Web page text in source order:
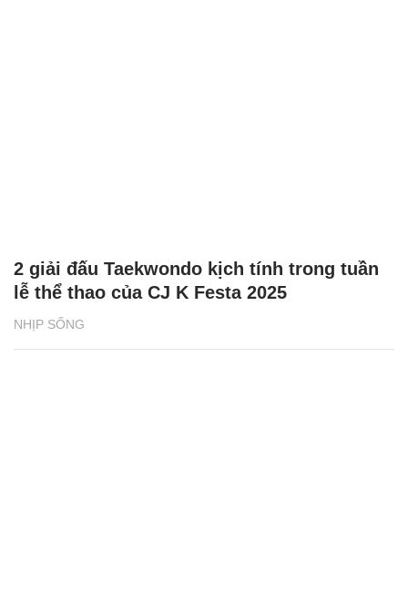
NHỊP SỐNG
2 giải đấu Taekwondo kịch tính trong tuần
lễ thể thao của CJ K Festa 2025